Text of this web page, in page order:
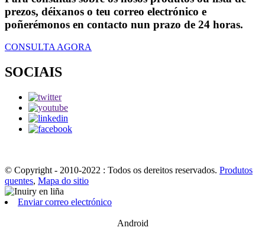
prezos, déixanos o teu correo electrónico e
poñerémonos en contacto nun prazo de 24 horas.
CONSULTA AGORA
SOCIAIS
© Copyright - 2010-2022 : Todos os dereitos reservados. Produtos
quentes, Mapa do sitio
Enviar correo electrónico
Android